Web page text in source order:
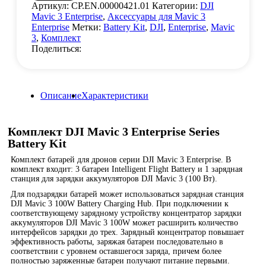
Артикул: CP.EN.00000421.01 Категории: DJI
Mavic 3 Enterprise, Аксессуары для Mavic 3
Enterprise Метки: Battery Kit, DJI, Enterprise, Mavic
3, Комплект
Поделиться:
ОписаниеХарактеристики
Комплект DJI Mavic 3 Enterprise Series
Battery Kit
Комплект батарей для дронов серии DJI Mavic 3 Enterprise. В
комплект входит: 3 батареи Intelligent Flight Battery и 1 зарядная
станция для зарядки аккумуляторов DJI Mavic 3 (100 Вт).
Для подзарядки батарей может использоваться зарядная станция
DJI Mavic 3 100W Battery Charging Hub. При подключении к
соответствующему зарядному устройству концентратор зарядки
аккумуляторов DJI Mavic 3 100W может расширить количество
интерфейсов зарядки до трех. Зарядный концентратор повышает
эффективность работы, заряжая батареи последовательно в
соответствии с уровнем оставшегося заряда, причем более
полностью заряженные батареи получают питание первыми.